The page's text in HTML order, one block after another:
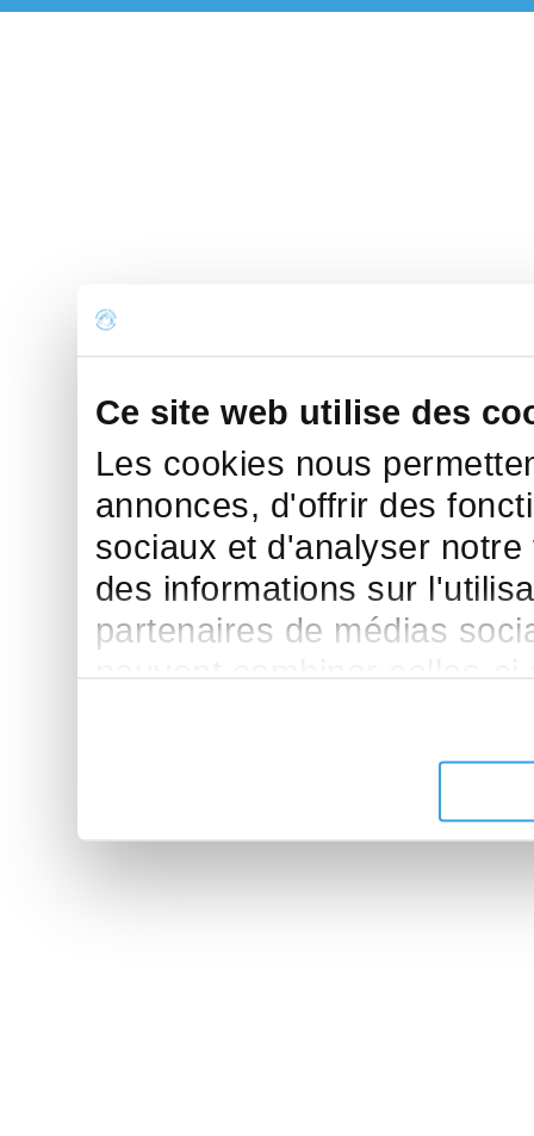
Ce site web utilise des
Les cookies nous
annonces, d'offrir des
sociaux et d'analyser
des informations sur
partenaires de médias